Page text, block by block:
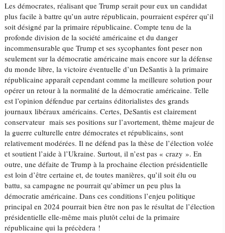
Les démocrates, réalisant que Trump serait pour eux un candidat
plus facile à battre qu’un autre républicain, pourraient espérer qu’il
soit désigné par la primaire républicaine. Compte tenu de la
profonde division de la société américaine et du danger
incommensurable que Trump et ses sycophantes font peser non
seulement sur la démocratie américaine mais encore sur la défense
du monde libre, la victoire éventuelle d’un DeSantis à la primaire
républicaine apparaît cependant comme la meilleure solution pour
opérer un retour à la normalité de la démocratie américaine. Telle
est l’opinion défendue par certains éditorialistes des grands
journaux libéraux américains. Certes, DeSantis est clairement
conservateur mais ses positions sur l’avortement, thème majeur de
la guerre culturelle entre démocrates et républicains, sont
relativement modérées. Il ne défend pas la thèse de l’élection volée
et soutient l’aide à l’Ukraine. Surtout, il n’est pas « crazy ». En
outre, une défaite de Trump à la prochaine élection présidentielle
est loin d’être certaine et, de toutes manières, qu’il soit élu ou
battu, sa campagne ne pourrait qu’abîmer un peu plus la
démocratie américaine. Dans ces conditions l’enjeu politique
principal en 2024 pourrait bien être non pas le résultat de l’élection
présidentielle elle-même mais plutôt celui de la primaire
républicaine qui la précèdera !